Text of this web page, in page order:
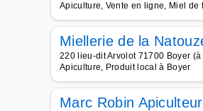
Apiculture, Vente en ligne, Miel de
Miellerie de la
220 lieu-dit Arvolot 71700 Boyer
Apiculture, Produit local à Boyer
Marc Robin Apiculteur